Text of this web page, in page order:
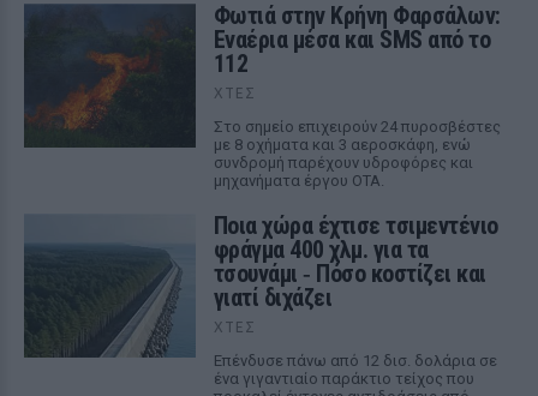
Φωτιά στην Κρήνη Φαρσάλων:
Εναέρια μέσα και SMS από το
112
ΧΤΕΣ
Στο σημείο επιχειρούν 24 πυροσβέστες
με 8 οχήματα και 3 αεροσκάφη, ενώ
συνδρομή παρέχουν υδροφόρες και
μηχανήματα έργου ΟΤΑ.
Ποια χώρα έχτισε τσιμεντένιο
φράγμα 400 χλμ. για τα
τσουνάμι ‑ Πόσο κοστίζει και
γιατί διχάζει
ΧΤΕΣ
Επένδυσε πάνω από 12 δισ. δολάρια σε
ένα γιγαντιαίο παράκτιο τείχος που